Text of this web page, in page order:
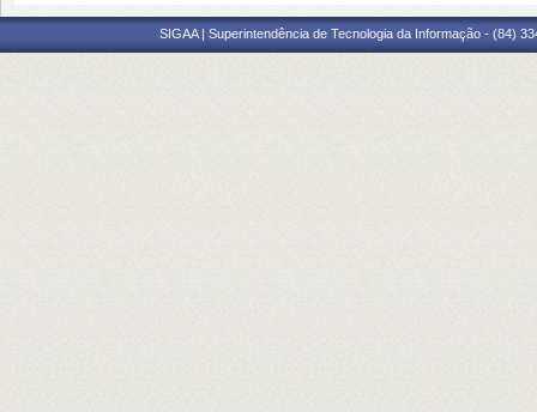
SIGAA | Superintendência de Tecnologia da Informação - (84)